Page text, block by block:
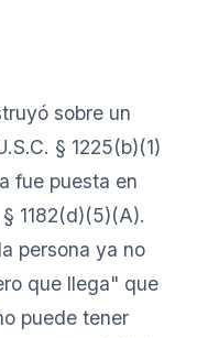
sobre un
§ 1225(b)(1)
fue puesta en
1182(d)(5)(A).
persona ya no
que llega" que
puede tener